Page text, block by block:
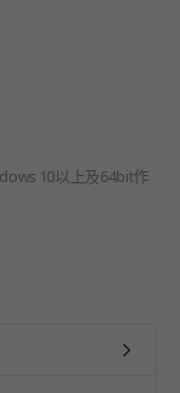
10以上及64bit作